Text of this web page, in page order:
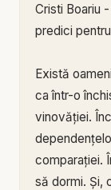
Cristi Boariu -
predici
Există
ca într-o
vinovăției.
comparației.
să dormi. Și,